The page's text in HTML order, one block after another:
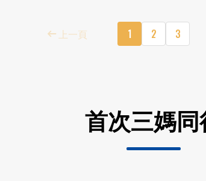
上一頁 1 2 3
首次三媽同